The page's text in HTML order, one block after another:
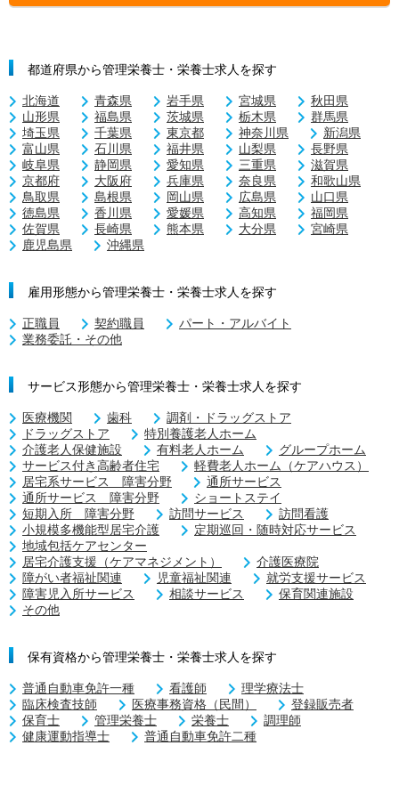
都道府県から管理栄養士・栄養士求人を探す
北海道 青森県 岩手県 宮城県
秋田県
山形県
福島県 茨城県 栃木県
群馬県
埼玉県
千葉県 東京都 神奈川県
新潟県
富山県
石川県 福井県 山梨県
長野県
岐阜県
静岡県 愛知県 三重県
滋賀県
京都府
大阪府 兵庫県 奈良県
和歌山県
鳥取県
島根県 岡山県 広島県
山口県
徳島県
香川県 愛媛県 高知県
福岡県
佐賀県
長崎県 熊本県 大分県
宮崎県
鹿児島県
沖縄県
雇用形態から管理栄養士・栄養士求人を探す
正職員 契約職員
パート・アルバイト
業務委託・その他
サービス形態から管理栄養士・栄養士求人を探す
医療機関 歯科
調剤・ドラッグストア
ドラッグストア
特別養護老人ホーム
介護老人保健施設
有料老人ホーム
グループホーム
サービス付き高齢者住宅
軽費老人ホーム（ケアハウス）
居宅系サービス 障害分野
通所サービス
通所サービス 障害分野
ショートステイ
短期入所 障害分野
訪問サービス
訪問看護
小規模多機能型居宅介護
定期巡回・随時対応サービス
地域包括ケアセンター
居宅介護支援（ケアマネジメント）
介護医療院
障がい者福祉関連
児童福祉関連
就労支援サービス
障害児入所サービス
相談サービス
保育関連施設
その他
保有資格から管理栄養士・栄養士求人を探す
普通自動車免許一種 看護師
理学療法士
臨床検査技師
医療事務資格（民間）
登録販売者
保育士
管理栄養士 栄養士
調理師
健康運動指導士
普通自動車免許二種